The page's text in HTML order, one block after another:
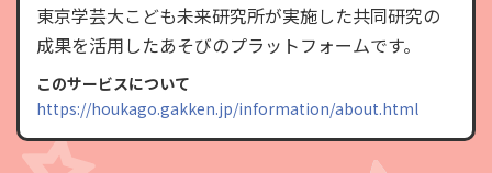
東京学芸大こども未来研究所が実施した共同研究の
成果を活用したあそびのプラットフォームです。
このサービスについて
https://houkago.gakken.jp/information/about.html